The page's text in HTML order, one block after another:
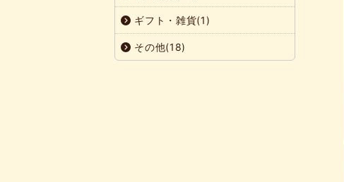
ギフト・雑貨(1)
その他(18)